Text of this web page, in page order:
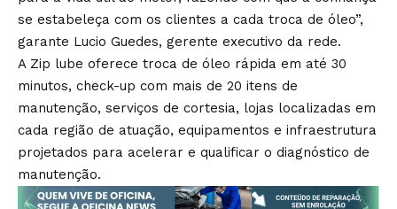
se estabeleça com os clientes a cada troca de óleo”,
garante Lucio Guedes, gerente executivo da rede.
A Zip lube oferece troca de óleo rápida em até 30
minutos, check-up com mais de 20 itens de
manutenção, serviços de cortesia, lojas localizadas em
cada região de atuação, equipamentos e infraestrutura
projetados para acelerar e qualificar o diagnóstico de
manutenção.